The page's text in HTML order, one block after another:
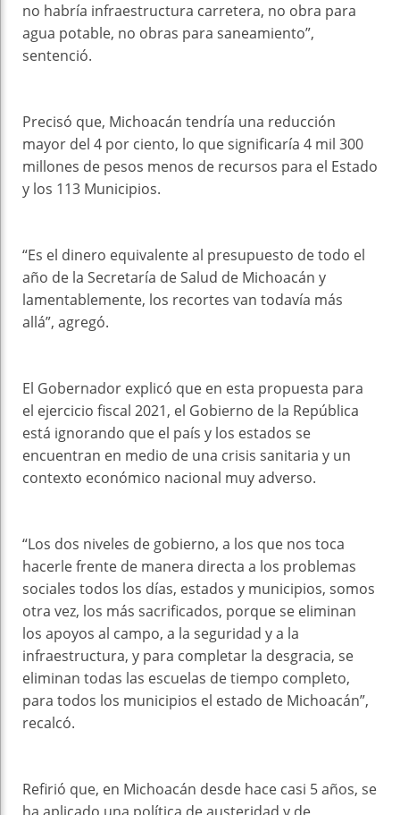
no habría infraestructura carretera, no obra para
agua potable, no obras para saneamiento”,
sentenció.
Precisó que, Michoacán tendría una reducción
mayor del 4 por ciento, lo que significaría 4 mil 300
millones de pesos menos de recursos para el Estado
y los 113 Municipios.
“Es el dinero equivalente al presupuesto de todo el
año de la Secretaría de Salud de Michoacán y
lamentablemente, los recortes van todavía más
allá”, agregó.
El Gobernador explicó que en esta propuesta para
el ejercicio fiscal 2021, el Gobierno de la República
está ignorando que el país y los estados se
encuentran en medio de una crisis sanitaria y un
contexto económico nacional muy adverso.
“Los dos niveles de gobierno, a los que nos toca
hacerle frente de manera directa a los problemas
sociales todos los días, estados y municipios, somos
otra vez, los más sacrificados, porque se eliminan
los apoyos al campo, a la seguridad y a la
infraestructura, y para completar la desgracia, se
eliminan todas las escuelas de tiempo completo,
para todos los municipios el estado de Michoacán”,
recalcó.
Refirió que, en Michoacán desde hace casi 5 años, se